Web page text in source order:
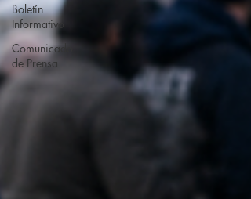
Boletín
Informativo
Comunicado
de Prensa